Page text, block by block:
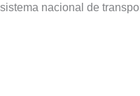
nacional de